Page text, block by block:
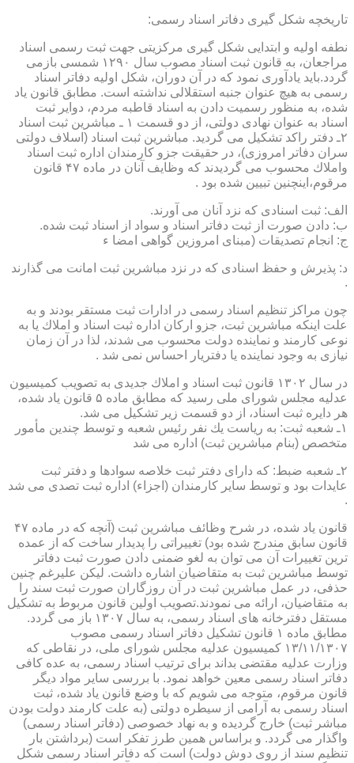
تاریخچه شكل گیری دفاتر اسناد رسمی:
نطفه اولیه و ابتدایی شكل گیری مركزیتی جهت ثبت رسمی اسناد
مراجعان، به قانون ثبت اسناد مصوب سال ۱۲۹۰ شمسی بازمی
گردد.باید یادآوری نمود كه در آن دوران، شكل اولیه دفاتر اسناد
رسمی به هیچ عنوان جنبه استقلالی نداشته است. مطابق قانون یاد
شده، به منظور رسمیت دادن به اسناد قاطبه مردم، دوایر ثبت
اسناد به عنوان نهادی دولتی، از دو قسمت ۱ ـ مباشرین ثبت اسناد
۲ـ دفتر راكد تشكیل می گردید. مباشرین ثبت اسناد (اسلاف دولتی
سران دفاتر امروزی)، در حقیقت جزو كارمندان اداره ثبت اسناد
واملاك محسوب می گردیدند كه وظایف آنان در ماده ۴۷ قانون
مرقوم،اینچنین تبیین شده بود .
الف: ثبت اسنادی كه نزد آنان می آورند.
ب: دادن صورت از ثبت دفاتر اسناد و سواد از اسناد ثبت شده.
ج: انجام تصدیقات (مبنای امروزین گواهی امضا ء
د: پذیرش و حفظ اسنادی كه در نزد مباشرین ثبت امانت می گذارند
.
چون مراكز تنظیم اسناد رسمی در ادارات ثبت مستقر بودند و به
علت اینكه مباشرین ثبت، جزو اركان اداره ثبت اسناد و املاك یا به
نوعی كارمند و نماینده دولت محسوب می شدند، لذا در آن زمان
نیازی به وجود نماینده یا دفتریار احساس نمی شد .
در سال ۱۳۰۲ قانون ثبت اسناد و املاك جدیدی به تصویب كمیسیون
عدلیه مجلس شورای ملی رسید كه مطابق ماده ۵ قانون یاد شده،
هر دایره ثبت اسناد، از دو قسمت زیر تشكیل می شد.
۱ـ شعبه ثبت: به ریاست یك نفر رئیس شعبه و توسط چندین مأمور
متخصص (بنام مباشرین ثبت) اداره می شد
۲ـ شعبه ضبط: كه دارای دفتر ثبت خلاصه سوادها و دفتر ثبت
عایدات بود و توسط سایر كارمندان (اجزاء) اداره ثبت تصدی می شد
.
قانون یاد شده، در شرح وظائف مباشرین ثبت (آنچه كه در ماده ۴۷
قانون سابق مندرج شده بود) تغییراتی را پدیدار ساخت كه از عمده
ترین تغییرات آن می توان به لغو ضمنی دادن صورت ثبت دفاتر
توسط مباشرین ثبت به متقاضیان اشاره داشت. لیكن علیرغم چنین
حذفی، در عمل مباشرین ثبت در آن روزگاران صورت ثبت سند را
به متقاضیان، ارائه می نمودند.تصویب اولین قانون مربوط به تشكیل
مستقل دفترخانه های اسناد رسمی، به سال ۱۳۰۷ باز می گردد.
مطابق ماده ۱ قانون تشكیل دفاتر اسناد رسمی مصوب
۱۳/۱۱/۱۳۰۷ كمیسیون عدلیه مجلس شورای ملی، در نقاطی كه
وزارت عدلیه مقتضی بداند برای ترتیب اسناد رسمی، به عده كافی
دفاتر اسناد رسمی معین خواهد نمود. با بررسی سایر مواد دیگر
قانون مرقوم، متوجه می شویم كه با وضع قانون یاد شده، ثبت
اسناد رسمی به آرامی از سیطره دولتی (به علت كارمند دولت بودن
مباشر ثبت) خارج گردیده و به نهاد خصوصی (دفاتر اسناد رسمی)
واگذار می گردد. و براساس همین طرز تفكر است (برداشتن بار
تنظیم سند از روی دوش دولت) است كه دفاتر اسناد رسمی شكل